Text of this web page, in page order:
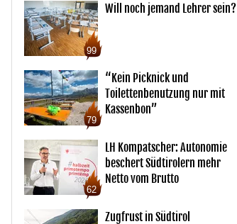
99
Will noch jemand Lehrer sein?
79
“Kein Picknick und
Toilettenbenutzung nur mit
Kassenbon”
62
LH Kompatscher: Autonomie
beschert Südtirolern mehr
Netto vom Brutto
Zugfrust in Südtirol